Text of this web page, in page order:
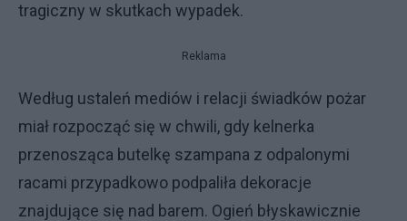
tragiczny w skutkach wypadek.
Reklama
Według ustaleń mediów i relacji świadków pożar
miał rozpocząć się w chwili, gdy kelnerka
przenosząca butelkę szampana z odpalonymi
racami przypadkowo podpaliła dekoracje
znajdujące się nad barem. Ogień błyskawicznie